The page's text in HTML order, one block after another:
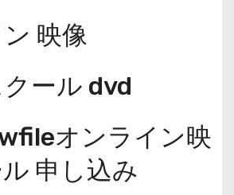
映像
ール dvd
オンライン映
申し込み